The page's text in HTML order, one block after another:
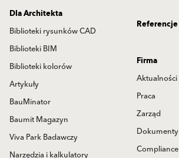
Dla Architekta
Biblioteki rysunków CAD
Biblioteki BIM
Biblioteki kolorów
Artykuły
BauMinator
Baumit Magazyn
Viva Park Badawczy
Narzędzia i kalkulatory
Referencje
Firma
Aktualności
Praca
Zarząd
Dokumenty
Compliance